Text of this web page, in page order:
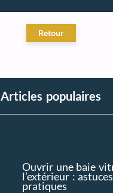
Articles populaires
Ouvrir une baie
l’extérieur :
pratiques